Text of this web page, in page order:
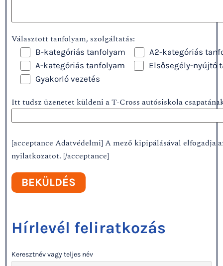
Választott tanfolyam, szolgáltatás:
B-kategóriás tanfolyam
A2-kategóriás
A-kategóriás tanfolyam
Elsősegély-nyújtó
Gyakorló vezetés
Itt tudsz üzenetet küldeni a T-Cross autósiskola
[acceptance Adatvédelmi] A mező kipipálásával elfogadja
nyilatkozatot. [/acceptance]
Hírlevél feliratkozás
Keresztnév vagy teljes név